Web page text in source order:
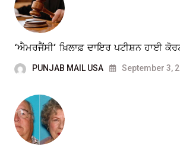
‘ਐਮਰਜੈਂਸੀ’ ਖ਼ਿਲਾਫ਼ ਦਾਇਰ ਪਟੀਸ਼ਨ ਹਾਈ
PUNJAB MAIL USA September 3,